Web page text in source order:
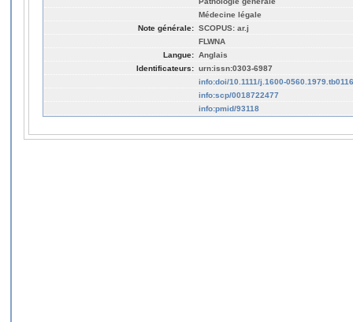
Médecine légale
Note générale: SCOPUS: ar.j
FLWNA
Langue: Anglais
Identificateurs: urn:issn:0303-6987
info:doi/10.1111/j.1600-
info:scp/0018722477
info:pmid/93118